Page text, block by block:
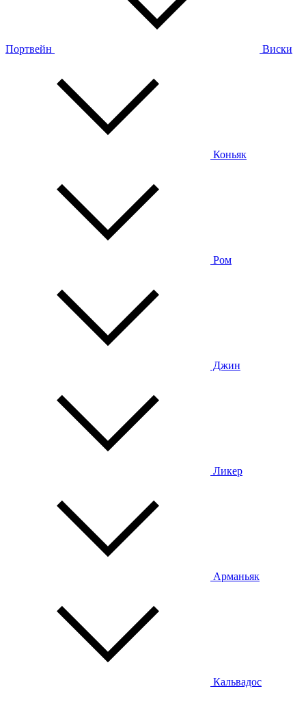
Портвейн Виски
Коньяк
Ром
Джин
Ликер
Арманьяк
Кальвадос